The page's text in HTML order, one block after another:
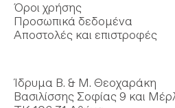
Όροι χρήσης
Προσωπικά δεδομένα
Αποστολές και επιστροφές
Ίδρυμα Β. & Μ. Θεοχαράκη
Βασιλίσσης Σοφίας 9 και